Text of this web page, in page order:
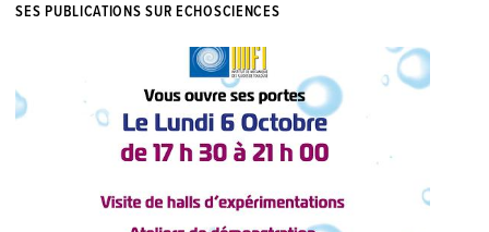
SES PUBLICATIONS SUR ECHOSCIENCES